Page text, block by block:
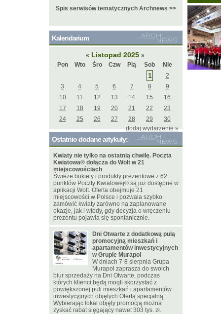
Spis serwisów tematycznych Archnews >>
Kalendarium
« Listopad 2025 »
Pon
Wto Śro Czw Pią Sob Nie
1
2
3
4 5 6 7 8
9
10
11 12 13 14 15
16
17
18 19 20 21 22
23
24
25 26 27 28 29
30
dodaj wydarzenie »
Ostatnio dodane artykuły:
Kwiaty nie tylko na ostatnią chwilę. Poczta
Kwiatowa® dołącza do Wolt w 21
miejscowościach
Świeże bukiety i produkty prezentowe z 62
punktów Poczty Kwiatowej® są już dostępne w
aplikacji Wolt. Oferta obejmuje 21
miejscowości w Polsce i pozwala szybko
zamówić kwiaty zarówno na zaplanowane
okazje, jak i wtedy, gdy decyzja o wręczeniu
prezentu pojawia się spontanicznie.
Dni Otwarte z dodatkową pulą
promocyjną mieszkań i
apartamentów inwestycyjnych
w Grupie Murapol
W dniach 7-8 sierpnia Grupa
Murapol zaprasza do swoich
biur sprzedaży na Dni Otwarte, podczas
których klienci będą mogli skorzystać z
powiększonej puli mieszkań i apartamentów
inwestycyjnych objętych Ofertą specjalną.
Wybierając lokal objęty promocją można
zyskać rabat sięgający nawet 303 tys. zł.